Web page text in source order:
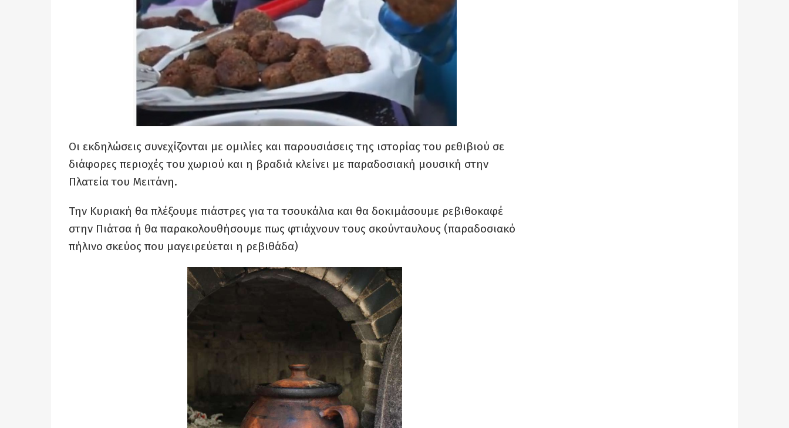
Οι εκδηλώσεις συνεχίζονται με ομιλίες και παρουσιάσεις της ιστορίας του ρεθιβιού σε
διάφορες περιοχές του χωριού και η βραδιά κλείνει με παραδοσιακή μουσική στην
Πλατεία του Μειτάνη.
Την Κυριακή θα πλέξουμε πιάστρες για τα τσουκάλια και θα δοκιμάσουμε ρεβιθοκαφέ
στην Πιάτσα ή θα παρακολουθήσουμε πως φτιάχνουν τους σκούνταυλους (παραδοσιακό
πήλινο σκεύος που μαγειρεύεται η ρεβιθάδα)